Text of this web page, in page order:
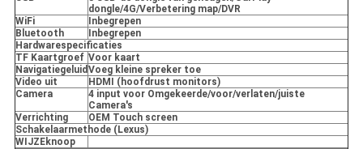
dongle/4G/Verbetering map/DVR
WiFi
Inbegrepen
Bluetooth
Inbegrepen
Hardwarespecificaties
TF Kaartgroef Voor kaart
Navigatiegeluid Voeg kleine spreker toe
Video uit
HDMI (hoofdrust monitors)
Camera
4 input voor Omgekeerde/voor/verlaten/juiste
Camera's
Verrichting
OEM Touch screen
Schakelaarmethode (Lexus)
WIJZEknoop